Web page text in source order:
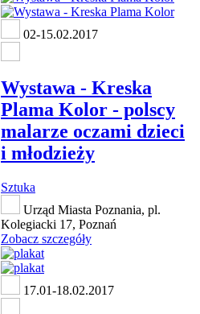
02-15.02.2017
Wystawa - Kreska
Plama Kolor - polscy
malarze oczami dzieci
i młodzieży
Sztuka
Urząd Miasta Poznania, pl.
Kolegiacki 17, Poznań
Zobacz szczegóły
17.01-18.02.2017